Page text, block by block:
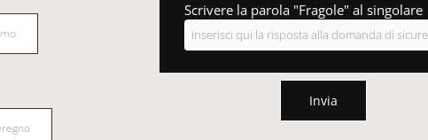
Scrivere la parola "Fragole" al singolare
Invia